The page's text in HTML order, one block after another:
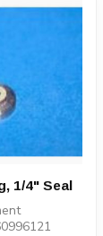
1/4" Seal